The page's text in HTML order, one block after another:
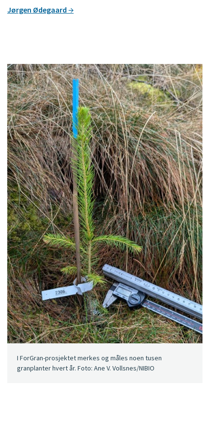
Jørgen Ødegaard
I ForGran-prosjektet merkes og måles noen tusen
granplanter hvert år. Foto: Ane V. Vollsnes/NIBIO